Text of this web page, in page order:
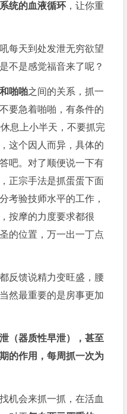
统的血液循环 ，让你重
每天到处发泄无穷欲望
不是感觉福音来了呢？
啪啪之间的关系，抓一
要急着啪啪，有条件的
息上小半天，不要抓完
这个因人而异，具体的
吧。对了顺便说一下有
正宗手法是抓蛋蛋下面
考验技师水平的工作，
按摩的力度要求都很
的位置，万一出一丁点
反馈说精力变旺盛，腰
然最重要的是房事更加
（器质性早泄），甚至
的作用，每周抓一次为
机会来抓一抓，在活血